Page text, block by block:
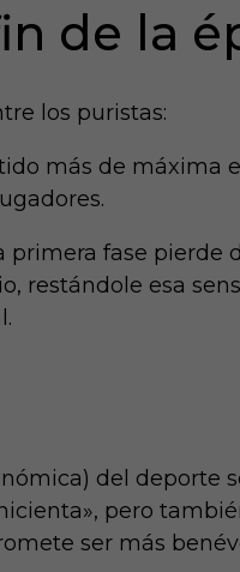
de la
los puristas:
más de máxima
primera fase pierde
restándole esa
del deporte
pero
ser más